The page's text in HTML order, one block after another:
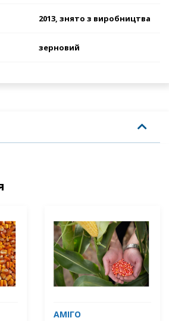
2013, знято з виробництва
зерновий
АМІГО